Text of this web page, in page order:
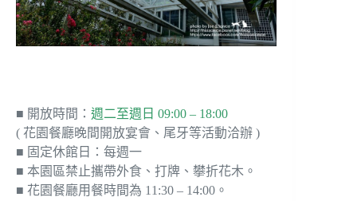
■ 開放時間： 週二至週日 09:00 – 18:00
( 花園餐廳晚間開放宴會、尾牙等活動洽辦 )
■ 固定休館日：每週一
■ 本園區禁止攜帶外食、打牌、攀折花木。
■ 花園餐廳用餐時間為 11:30 – 14:00。